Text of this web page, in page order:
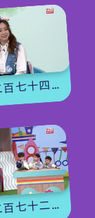
新鲜食材，
友恩欣，会教
添，小狗和主
集 - 《花神的奖励》下集
- 【玩转星期五】眼力大挑战